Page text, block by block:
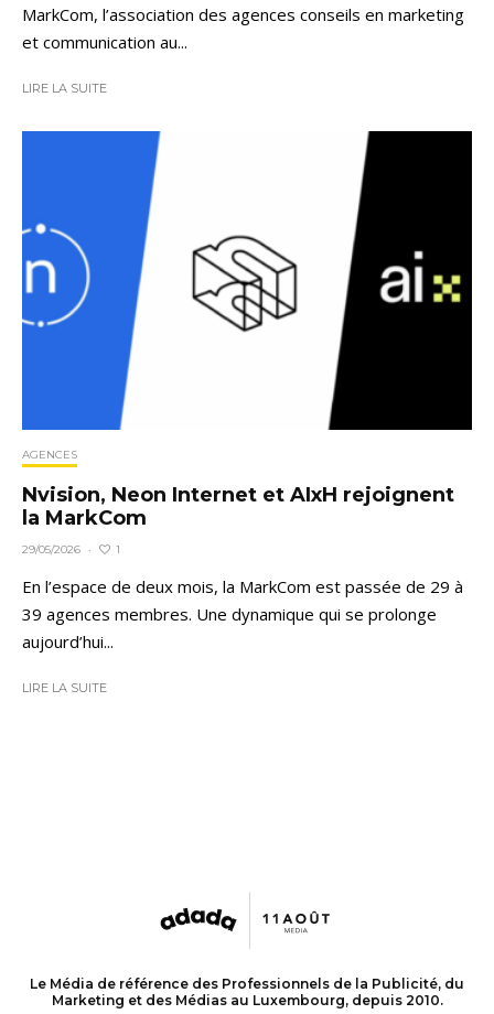
MarkCom, l’association des agences conseils en marketing
et communication au...
LIRE LA SUITE
AGENCES
Nvision, Neon Internet et AIxH rejoignent
la MarkCom
29/05/2026 · 1
En l’espace de deux mois, la MarkCom est passée de 29 à
39 agences membres. Une dynamique qui se prolonge
aujourd’hui...
LIRE LA SUITE
Le Média de référence des Professionnels de la Publicité, du
Marketing et des Médias au Luxembourg, depuis 2010.